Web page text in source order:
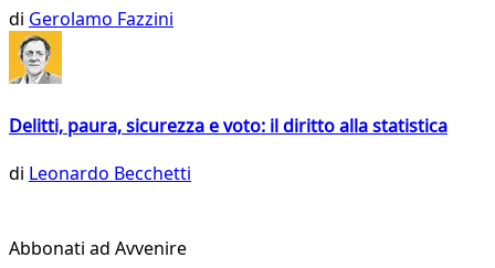
di Gerolamo Fazzini
Delitti, paura, sicurezza e voto: il diritto alla statistica
di Leonardo Becchetti
Abbonati ad Avvenire